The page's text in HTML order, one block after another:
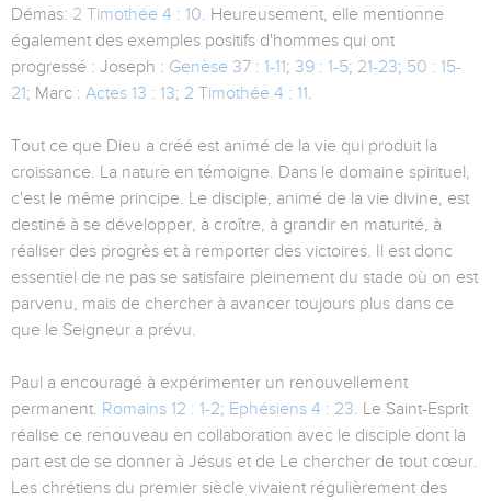
Démas: 2 Timothée 4 : 10. Heureusement, elle mentionne
également des exemples positifs d'hommes qui ont
progressé : Joseph : Genèse 37 : 1-11; 39 : 1-5; 21-23; 50 : 15-
21; Marc : Actes 13 : 13; 2 Timothée 4 : 11.
Tout ce que Dieu a créé est animé de la vie qui produit la
croissance. La nature en témoigne. Dans le domaine spirituel,
c'est le même principe. Le disciple, animé de la vie divine, est
destiné à se développer, à croître, à grandir en maturité, à
réaliser des progrès et à remporter des victoires. Il est donc
essentiel de ne pas se satisfaire pleinement du stade où on est
parvenu, mais de chercher à avancer toujours plus dans ce
que le Seigneur a prévu.
Paul a encouragé à expérimenter un renouvellement
permanent. Romains 12 : 1-2; Ephésiens 4 : 23. Le Saint-Esprit
réalise ce renouveau en collaboration avec le disciple dont la
part est de se donner à Jésus et de Le chercher de tout cœur.
Les chrétiens du premier siècle vivaient régulièrement des